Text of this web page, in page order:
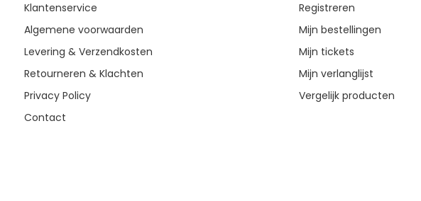
Klantenservice
Algemene voorwaarden
Levering & Verzendkosten
Retourneren & Klachten
Privacy Policy
Contact
Registreren
Mijn bestellingen
Mijn tickets
Mijn verlanglijst
Vergelijk producten